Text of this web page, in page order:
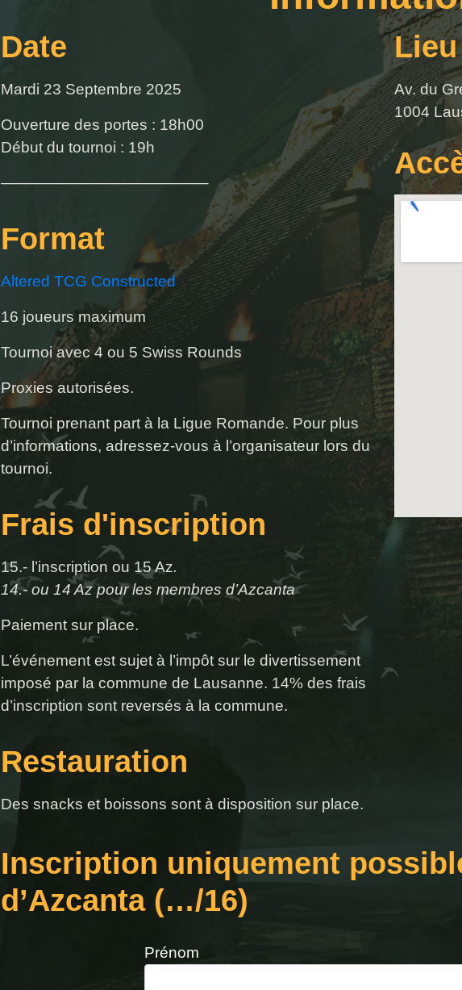
Date
Mardi 23 Septembre 2025
Ouverture des portes : 18h00
Début du tournoi : 19h
—————————————–
Format
Altered TCG Constructed
16 joueurs maximum
Tournoi avec 4 ou 5 Swiss Rounds
Proxies autorisées.
Tournoi prenant part à la Ligue Romande. Pour plus
d’informations, adressez-vous à l’organisateur lors du
tournoi.
Frais d'inscription
15.- l’inscription ou 15 Az.
14.- ou 14 Az pour les membres d’Azcanta
Paiement sur place.
L’événement est sujet à l’impôt sur le divertissement
imposé par la commune de Lausanne. 14% des frais
d’inscription sont reversés à la commune.
Restauration
Des snacks et boissons sont à disposition sur place.
Lieu
Av. du
1004
Inscription uniquement
d’Azcanta (…/16)
Prénom